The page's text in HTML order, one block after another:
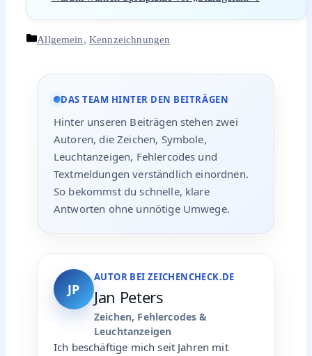
Kategorien
Allgemein, Kennzeichnungen
DAS TEAM HINTER DEN BEITRÄGEN
Hinter unseren Beiträgen stehen zwei
Autoren, die Zeichen, Symbole,
Leuchtanzeigen, Fehlercodes und
Textmeldungen verständlich einordnen.
So bekommst du schnelle, klare
Antworten ohne unnötige Umwege.
JP
AUTOR BEI ZEICHENCHECK.DE
Jan Peters
Zeichen, Fehlercodes &
Leuchtanzeigen
Ich beschäftige mich seit Jahren mit